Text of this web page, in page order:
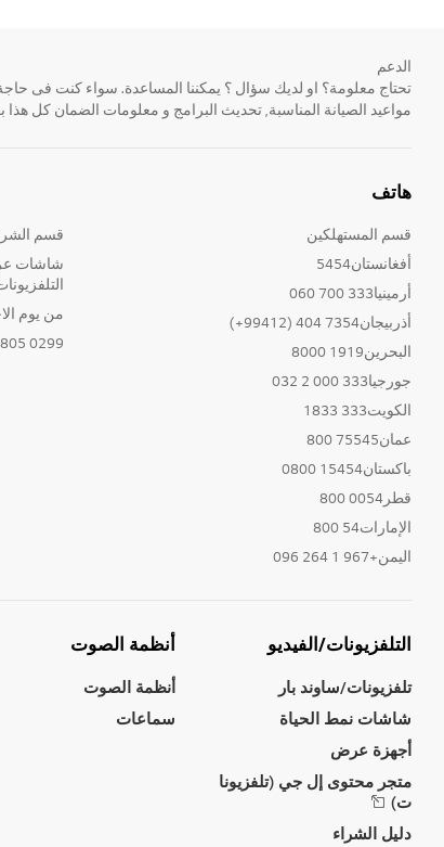
الدعم
مواعيد الصيانة المناسبة, تحديث البرامج و معلومات الضمان كل هذا
هاتف
قسم المستهلكين
أفغانستان5454
أرمينيا333 700 060
أذربيجان7354 404 (99412+)
البحرين1919 8000
جورجيا333 000 2 032
الكويت333 1833
عمان75545 800
باكستان15454 0800
قطر0054 800
الإمارات54 800
اليمن+967 1 264 096
قسم
شاشات
من يوم
0299 805 4 971+
التلفزيونات/الفيديو
تلفزيونات/ساوند بار
شاشات نمط الحياة
أجهزة عرض
متجر محتوى إل جي (تلفزيونا
ت)
دليل الشراء
أنظمة الصوت
أنظمة الصوت
سماعات